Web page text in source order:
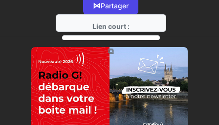
⋈Partager
Lien court :
https://radio-g.fr?10709
⧉